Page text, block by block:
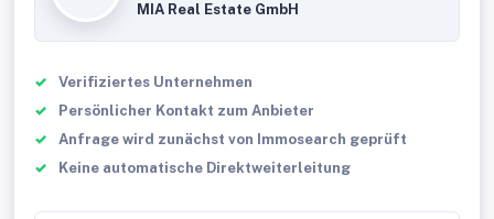
MIA Real Estate GmbH
Verifiziertes Unternehmen
Persönlicher Kontakt zum Anbieter
Anfrage wird zunächst von Immosearch geprüft
Keine automatische Direktweiterleitung